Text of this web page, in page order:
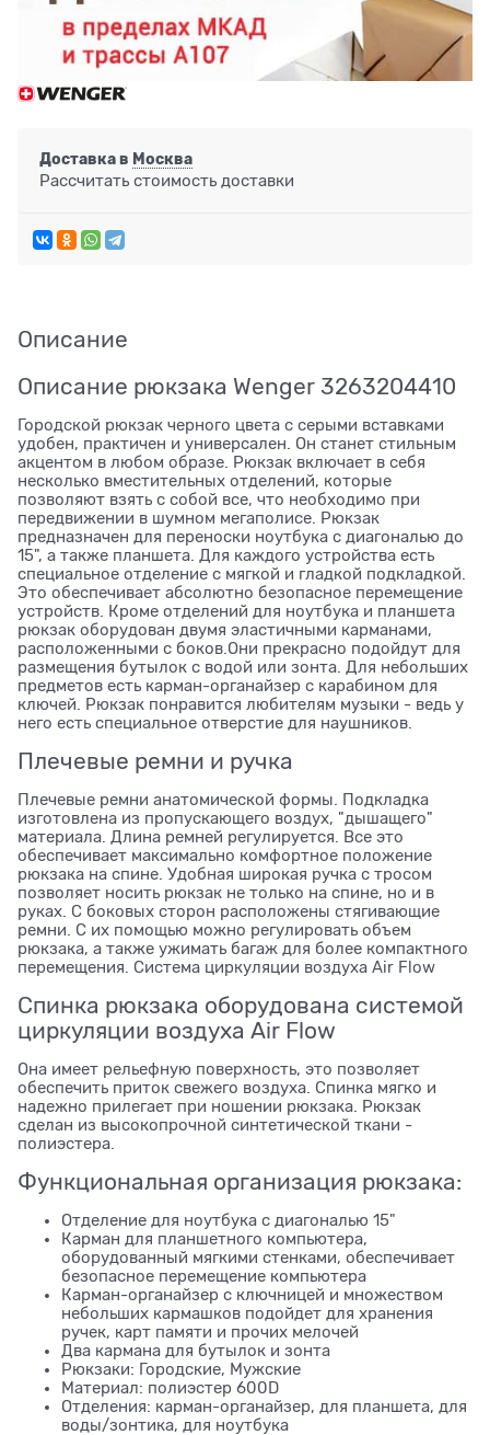
Доставка в Москва
Рассчитать стоимость доставки
Описание
Описание рюкзака Wenger 3263204410
Городской рюкзак черного цвета с серыми вставками
удобен, практичен и универсален. Он станет стильным
акцентом в любом образе. Рюкзак включает в себя
несколько вместительных отделений, которые
позволяют взять с собой все, что необходимо при
передвижении в шумном мегаполисе. Рюкзак
предназначен для переноски ноутбука с диагональю до
15", а также планшета. Для каждого устройства есть
специальное отделение с мягкой и гладкой подкладкой.
Это обеспечивает абсолютно безопасное перемещение
устройств. Кроме отделений для ноутбука и планшета
рюкзак оборудован двумя эластичными карманами,
расположенными с боков.Они прекрасно подойдут для
размещения бутылок с водой или зонта. Для небольших
предметов есть карман-органайзер с карабином для
ключей. Рюкзак понравится любителям музыки - ведь у
него есть специальное отверстие для наушников.
Плечевые ремни и ручка
Плечевые ремни анатомической формы. Подкладка
изготовлена из пропускающего воздух, "дышащего"
материала. Длина ремней регулируется. Все это
обеспечивает максимально комфортное положение
рюкзака на спине. Удобная широкая ручка с тросом
позволяет носить рюкзак не только на спине, но и в
руках. С боковых сторон расположены стягивающие
ремни. С их помощью можно регулировать объем
рюкзака, а также ужимать багаж для более компактного
перемещения. Система циркуляции воздуха Air Flow
Спинка рюкзака оборудована системой
циркуляции воздуха Air Flow
Она имеет рельефную поверхность, это позволяет
обеспечить приток свежего воздуха. Спинка мягко и
надежно прилегает при ношении рюкзака. Рюкзак
сделан из высокопрочной синтетической ткани -
полиэстера.
Функциональная организация рюкзака:
Отделение для ноутбука с диагональю 15"
Карман для планшетного компьютера,
оборудованный мягкими стенками, обеспечивает
безопасное перемещение компьютера
Карман-органайзер с ключницей и множеством
небольших кармашков подойдет для хранения
ручек, карт памяти и прочих мелочей
Два кармана для бутылок и зонта
Рюкзаки: Городские, Мужские
Материал: полиэстер 600D
Отделения: карман-органайзер, для планшета, для
воды/зонтика, для ноутбука